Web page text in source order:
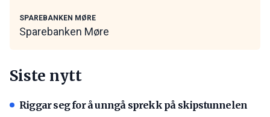
SPAREBANKEN MØRE
Sparebanken Møre
Siste nytt
Riggar seg for å unngå sprekk på skipstunnelen